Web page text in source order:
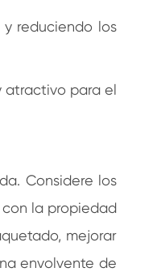
reduciendo los
atractivo para el
Considere los
la propiedad
mejorar
envolvente de